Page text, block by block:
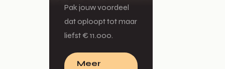
Pak jouw voordeel
dat oploopt tot maar
liefst € 11.000.
Meer